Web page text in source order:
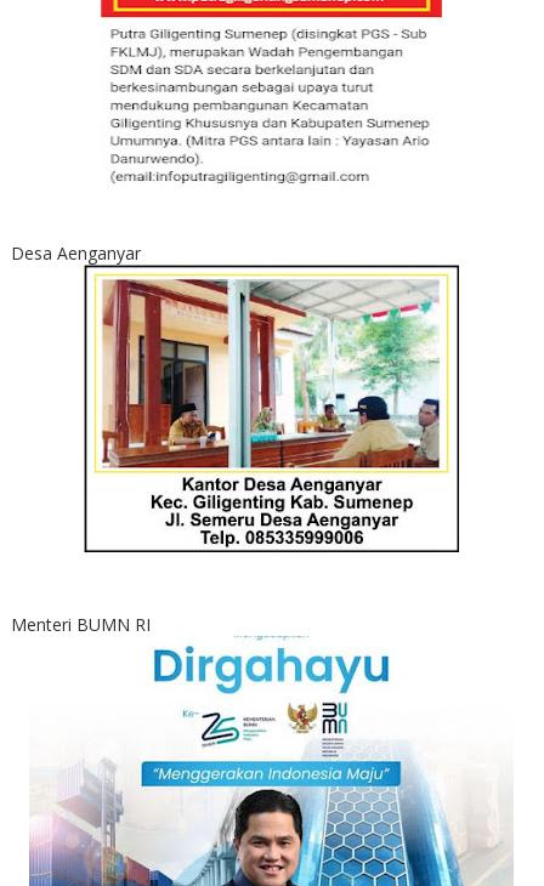
Desa Aenganyar
Menteri BUMN RI